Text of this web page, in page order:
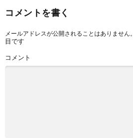
コメントを書く
メールアドレスが公開されることはありません。
目です
コメント